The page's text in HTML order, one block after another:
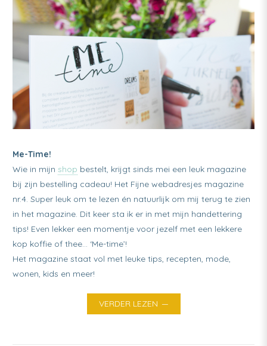
Me-Time!
Wie in mijn shop bestelt, krijgt sinds mei een leuk magazine
bij zijn bestelling cadeau! Het Fijne webadresjes magazine
nr.4. Super leuk om te lezen én natuurlijk om mij terug te zien
in het magazine. Dit keer sta ik er in met mijn handettering
tips! Even lekker een momentje voor jezelf met een lekkere
kop koffie of thee… ‘Me-time’!
Het magazine staat vol met leuke tips, recepten, mode,
wonen, kids en meer!
VERDER LEZEN